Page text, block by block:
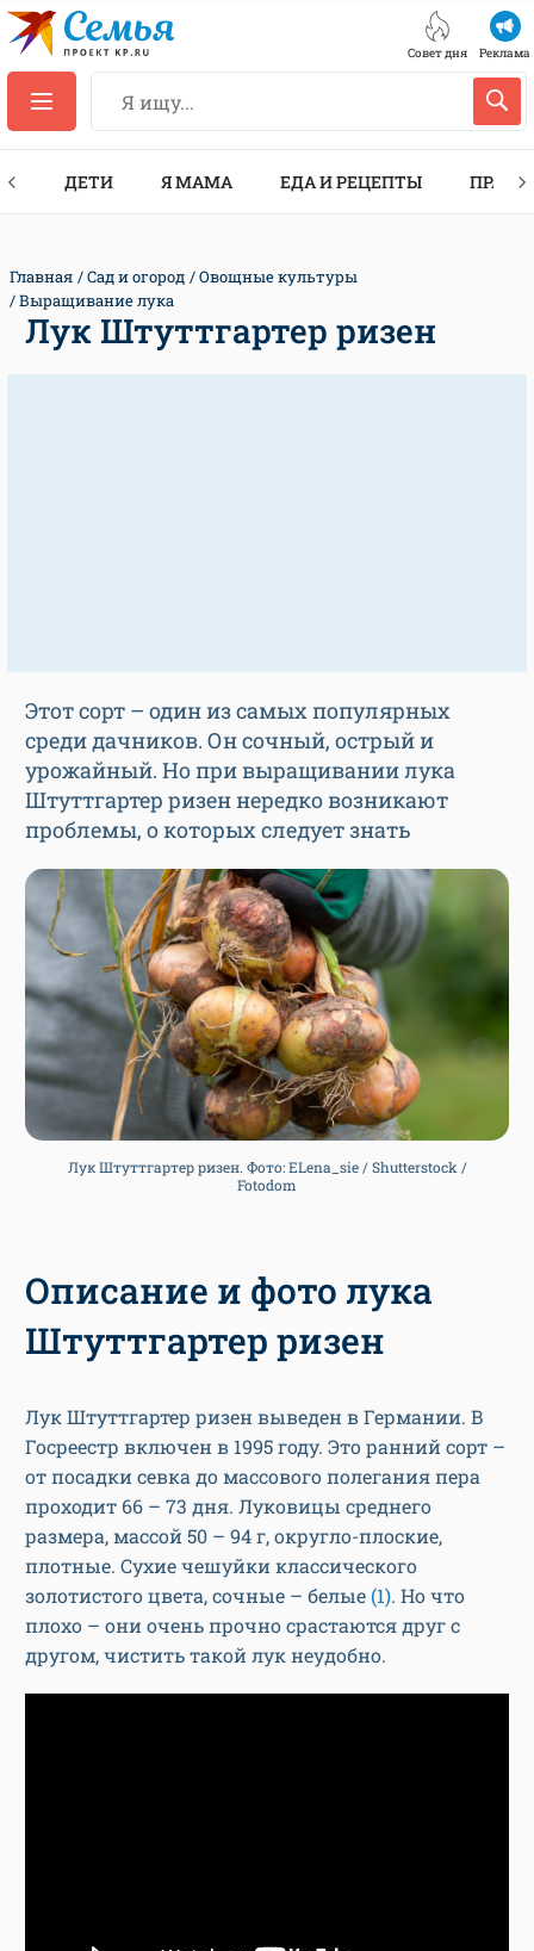
Совет дня Реклама
ДЕТИ Я МАМА ЕДА И РЕЦЕПТЫ
Главная Сад и огород
Овощные культуры
Выращивание лука
Лук Штуттгартер ризен
Этот сорт – один из самых популярных
среди дачников. Он сочный, острый и
урожайный. Но при выращивании лука
Штуттгартер ризен нередко возникают
проблемы, о которых следует знать
Лук Штуттгартер ризен. Фото: ELena_sie / Shutterstock /
Fotodom
Описание и фото лука
Штуттгартер ризен
Лук Штуттгартер ризен выведен в Германии. В
Госреестр включен в 1995 году. Это ранний сорт –
от посадки севка до массового полегания пера
проходит 66 – 73 дня. Луковицы среднего
размера, массой 50 – 94 г, округло-плоские,
плотные. Сухие чешуйки классического
золотистого цвета, сочные – белые (1). Но что
плохо – они очень прочно срастаются друг с
другом, чистить такой лук неудобно.